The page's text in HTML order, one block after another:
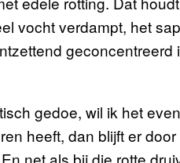
vocht verdampt, het
geconcentreerd
gedoe, wil ik het
heeft, dan blijft er